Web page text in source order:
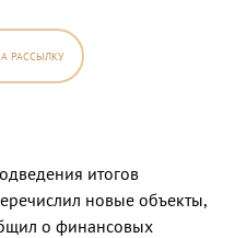
РАССЫЛКУ
итогов
новые объекты,
о финансовых